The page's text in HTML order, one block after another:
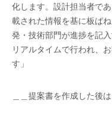
化します。設計担当者で
載された情報を基に板ば
発・技術部門が進捗を記
リアルタイムで行われ、
す」
＿＿提案書を作成した後